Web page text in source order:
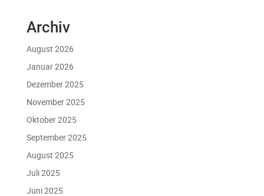
Archiv
August 2026
Januar 2026
Dezember 2025
November 2025
Oktober 2025
September 2025
August 2025
Juli 2025
Juni 2025